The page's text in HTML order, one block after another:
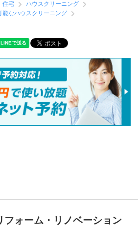
住宅
ハウスクリーニング
なハウスクリーニング
フォーム・リノベーション